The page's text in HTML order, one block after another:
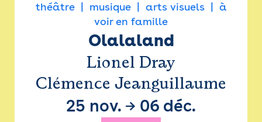
théâtre musique arts visuels
à
voir en famille
Olalaland
Lionel Dray
Clémence Jeanguillaume
25 nov. → 06 déc.